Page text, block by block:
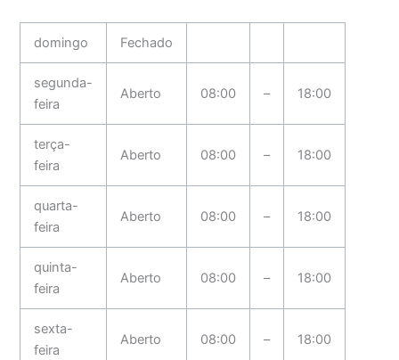
domingo Fechado
segunda-
feira
Aberto 08:00 – 18:00
terça-
feira
Aberto 08:00 – 18:00
quarta-
feira
Aberto 08:00 – 18:00
quinta-
feira
Aberto 08:00 – 18:00
sexta-
feira
Aberto 08:00 – 18:00